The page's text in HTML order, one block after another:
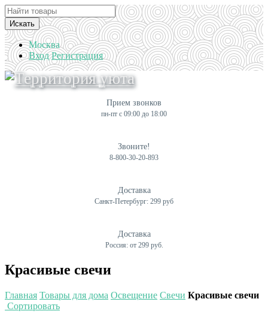
Искать
Москва
Вход Регистрация
Прием звонков
пн-пт с 09:00 до 18:00
Звоните!
8-800-30-20-893
Доставка
Санкт-Петербург: 299 руб
Доставка
Россия: от 299 руб.
Красивые свечи
Главная Товары для дома Освещение Свечи Красивые свечи
Сортировать